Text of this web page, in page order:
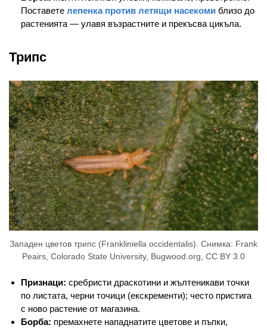
Поставете лепенка против летящи насекоми близо до
растенията — улавя възрастните и прекъсва цикъла.
Трипс
Западен цветов трипс (Frankliniella occidentalis). Снимка: Frank
Peairs, Colorado State University, Bugwood.org, CC BY 3.0
Признаци: сребристи драскотини и жълтеникави точки
по листата, черни точици (екскременти); често пристига
с ново растение от магазина.
Борба: премахнете нападнатите цветове и пъпки,